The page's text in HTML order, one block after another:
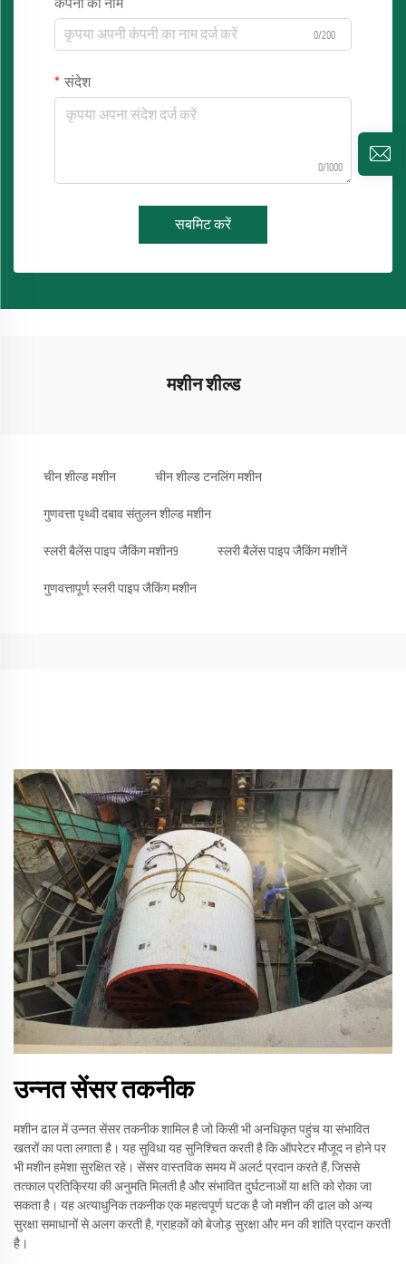
कंपनी का नाम
0/200
संदेश
0/1000
सबमिट करें
मशीन शील्ड
चीन शील्ड मशीन चीन शील्ड टनलिंग मशीन
गुणवत्ता पृथ्वी दबाव संतुलन शील्ड मशीन
स्लरी बैलेंस पाइप जैकिंग मशीन9 स्लरी बैलेंस पाइप जैकिंग मशीनें
गुणवत्तापूर्ण स्लरी पाइप जैकिंग मशीन
उन्नत सेंसर तकनीक
मशीन ढाल में उन्नत सेंसर तकनीक शामिल है जो किसी भी अनधिकृत पहुंच या संभावित
खतरों का पता लगाता है। यह सुविधा यह सुनिश्चित करती है कि ऑपरेटर मौजूद न होने पर
भी मशीन हमेशा सुरक्षित रहे। सेंसर वास्तविक समय में अलर्ट प्रदान करते हैं, जिससे
तत्काल प्रतिक्रिया की अनुमति मिलती है और संभावित दुर्घटनाओं या क्षति को रोका जा
सकता है। यह अत्याधुनिक तकनीक एक महत्वपूर्ण घटक है जो मशीन की ढाल को अन्य
सुरक्षा समाधानों से अलग करती है, ग्राहकों को बेजोड़ सुरक्षा और मन की शांति प्रदान करती
है।